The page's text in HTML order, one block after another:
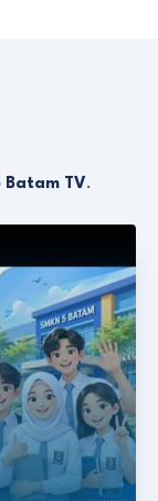
Batam TV.